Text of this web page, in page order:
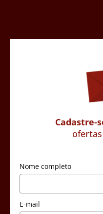
Cadastre-
Nome completo
E-mail